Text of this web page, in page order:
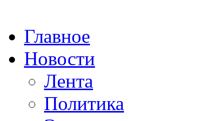
Главное
Новости
Лента
Политика